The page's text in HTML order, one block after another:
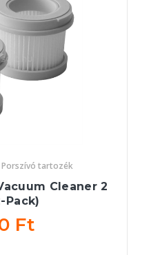
tartozék
Cleaner 2
Pack)
Ft